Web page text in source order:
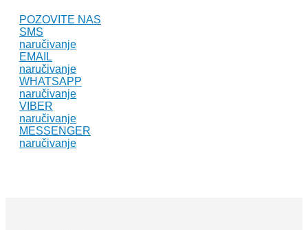
POZOVITE NAS
SMS
naručivanje
EMAIL
naručivanje
WHATSAPP
naručivanje
VIBER
naručivanje
MESSENGER
naručivanje